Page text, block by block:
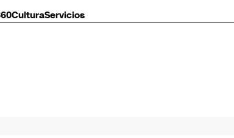
CulturaServicios